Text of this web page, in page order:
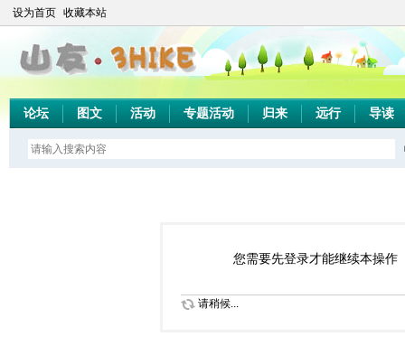
设为首页 收藏本站
论坛 图文 活动 专题活动 归来 远行 导读
您需要先登录才能继续本操作
请稍候...